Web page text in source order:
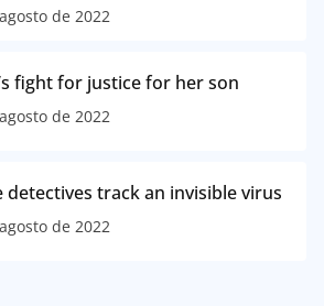
de 2022
fight for justice for her son
de 2022
detectives track an invisible virus
de 2022